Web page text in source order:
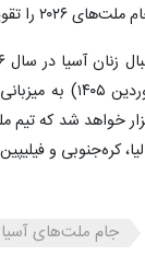
را تقویت کند.
۲۰۲۶ (۱۰ اسفند ۱۴۰۴ تا
کره‌جنوبی و
جام ملت‌های آسیا ۲۰۲۶